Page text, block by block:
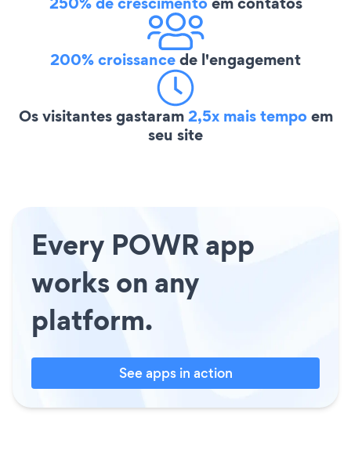
200% croissancede l'engagement
Os visitantes gastaram2,5x mais tempoem
seu site
Every POWR app
works on any
platform.
See apps in action